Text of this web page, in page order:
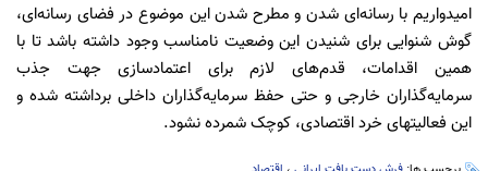
امیدواریم با رسانه‌ای شدن و مطرح شدن این موضوع در فضای رسانه‌ای،
گوش شنوایی برای شنیدن این وضعیت نامناسب وجود داشته باشد تا با
همین اقدامات، قدم‌های لازم برای اعتمادسازی جهت جذب
سرمایه‌گذاران خارجی و حتی حفظ سرمایه‌گذاران داخلی برداشته شده و
این فعالیتهای خرد اقتصادی، کوچک شمرده نشود.